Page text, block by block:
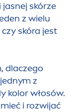
jasnej skórze
z wielu
skóra jest
dlaczego
z
kolor włosów.
i rozwijać